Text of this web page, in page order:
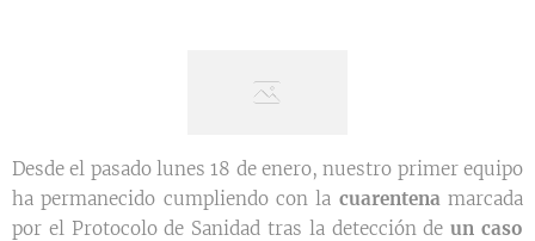
Desde el pasado lunes 18 de enero, nuestro primer equipo
ha permanecido cumpliendo con la cuarentenamarcada
por el Protocolo de Sanidad tras la detección deun caso